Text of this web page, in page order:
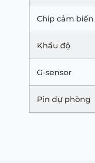
Chip cảm
Khẩu độ
G-sensor
Pin dự phòng